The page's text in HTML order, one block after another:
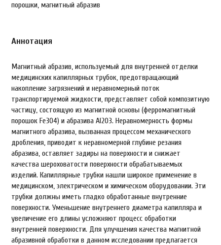
порошки, магнитный абразив
Аннотация
Магнитный абразив, используемый для внутренней отделки
медицинских капиллярных трубок, предотвращающий
накопление загрязнений и неравномерный поток
транспортируемой жидкости, представляет собой композитную
частицу, состоящую из магнитной основы (ферромагнитный
порошок Fe3O4) и абразива Al2О3. Неравномерность формы
магнитного абразива, вызванная процессом механического
дробления, приводит к неравномерной глубине резания
абразива, оставляет задиры на поверхности и снижает
качества шероховатости поверхности обрабатываемых
изделий. Капиллярные трубки нашли широкое применение в
медицинском, электрическом и химическом оборудовании. Эти
трубки должны иметь гладко обработанные внутренние
поверхности. Уменьшение внутреннего диаметра капилляра и
увеличение его длины усложняют процесс обработки
внутренней поверхности. Для улучшения качества магнитной
абразивной обработки в данном исследовании предлагается